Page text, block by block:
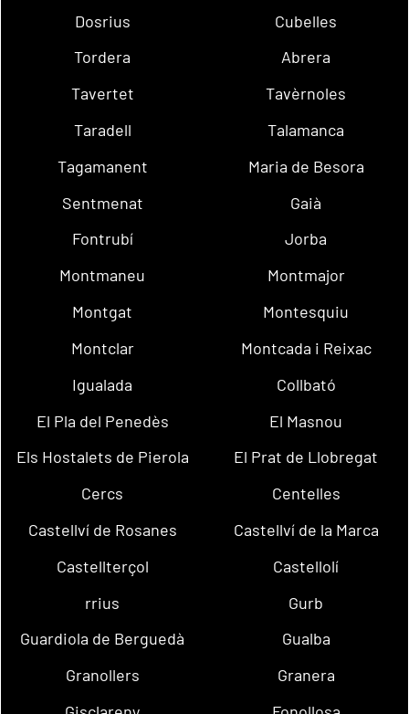
Dosrius
Cubelles
Tordera
Abrera
Tavertet
Tavèrnoles
Taradell
Talamanca
Tagamanent
Maria de Besora
Sentmenat
Gaià
Fontrubí
Jorba
Montmaneu
Montmajor
Montgat
Montesquiu
Montclar
Montcada i Reixac
Igualada
Collbató
El Pla del Penedès
El Masnou
Els Hostalets de Pierola
El Prat de Llobregat
Cercs
Centelles
Castellví de Rosanes
Castellví de la Marca
Castellterçol
Castellolí
rrius
Gurb
Guardiola de Berguedà
Gualba
Granollers
Granera